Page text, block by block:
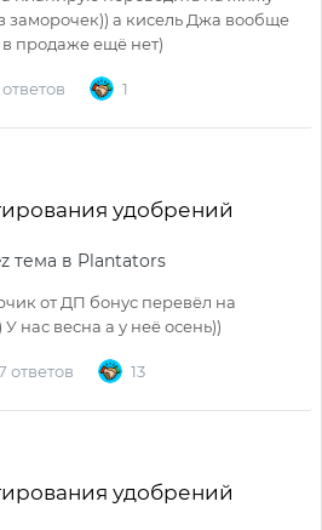
заморочек)) а кисель Джа вообще
продаже ещё нет)
ответов 1
удобрений
тема в Plantators
от ДП бонус перевёл на
нас весна а у неё осень))
ответов 13
удобрений